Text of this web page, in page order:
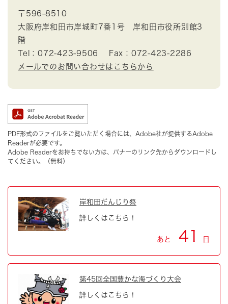
〒596-8510
大阪府岸和田市岸城町7番1号 岸和田市役所別館3
階
Tel：072-423-9506
Fax：072-423-2286
メールでのお問い合わせはこちらから
PDF形式のファイルをご覧いただく場合には、Adobe社が提供するAdobe
Readerが必要です。
Adobe Readerをお持ちでない方は、バナーのリンク先からダウンロードし
てください。（無料）
岸和田だんじり祭
詳しくはこちら！
あと 41 日
第45回全国豊かな海づくり大会
詳しくはこちら！